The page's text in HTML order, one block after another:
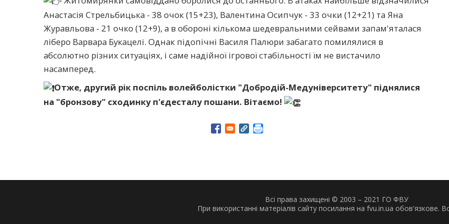
Анастасія Стрельбицька - 38 очок (15+23), Валентина Осипчук - 33 очки (12+21) та Яна
Журавльова - 21 очко (12+9), а в обороні кількома шедевральними сейвами запам'яталася
ліберо Варвара Букацелі. Однак підопічні Василя Палюри забагато помилялися в
абсолютно різних ситуаціях, і саме надійної ігрової стабільності їм не вистачило
насамперед.
Отже, другий рік поспіль волейболістки "Добродій-Медуніверситету" піднялися
на "бронзову" сходинку п'єдесталу пошани. Вітаємо!
Всі права захищені © 2003 – 2021 ГО ФВУ
При використанні матеріалів сайту посилання на fvu.in.ua обов'язкове.